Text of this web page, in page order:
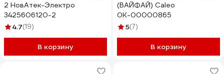
2 НовАтек-Электро
3425606120-2
4.7(19)
В корзину
(ВАЙФАЙ) Caleo
0К-00000865
5(7)
В корзину